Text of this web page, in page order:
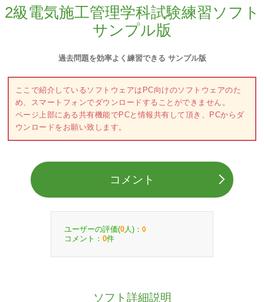
2級電気施工管理学科試験練習ソフト
サンプル版
過去問題を効率よく練習できる サンプル版
ここで紹介しているソフトウェアはPC向けのソフトウェアのた
め、スマートフォンでダウンロードすることができません。
ページ上部にある共有機能でPCと情報共有して頂き、PCからダ
ウンロードをお願い致します。
コメント
ユーザーの評価(0 人)： 0
コメント： 0件
ソフト詳細説明